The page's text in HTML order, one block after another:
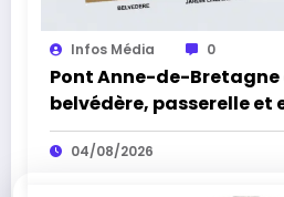
Infos Média 0
Pont Anne-de-Bretagne
belvédère, passerelle et
la réouverture approche
04/08/2026